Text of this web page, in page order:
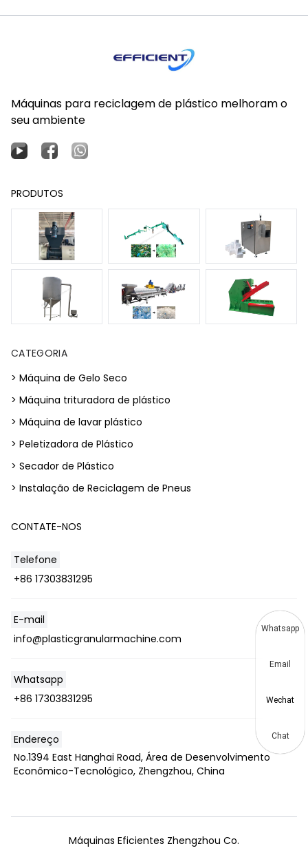
Máquinas para reciclagem de plástico melhoram o
seu ambiente
PRODUTOS
CATEGORIA
> Máquina de Gelo Seco
> Máquina trituradora de plástico
> Máquina de lavar plástico
> Peletizadora de Plástico
> Secador de Plástico
> Instalação de Reciclagem de Pneus
CONTATE-NOS
Telefone
+86 17303831295
E-mail
info@plasticgranularmachine.com
Whatsapp
+86 17303831295
Endereço
No.1394 East Hanghai Road, Área de Desenvolvimento
Econômico-Tecnológico, Zhengzhou, China
Máquinas Eficientes Zhengzhou Co.
Whatsapp
Email
Wechat
Chat